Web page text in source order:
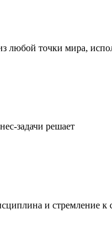
любой точки мира,
задачи решает
и стремление к